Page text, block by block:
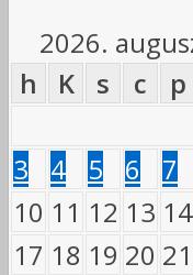
2026.
h
K s c p
3
4 5 6 7
10 11 12 13 14
17 18 19 20 21